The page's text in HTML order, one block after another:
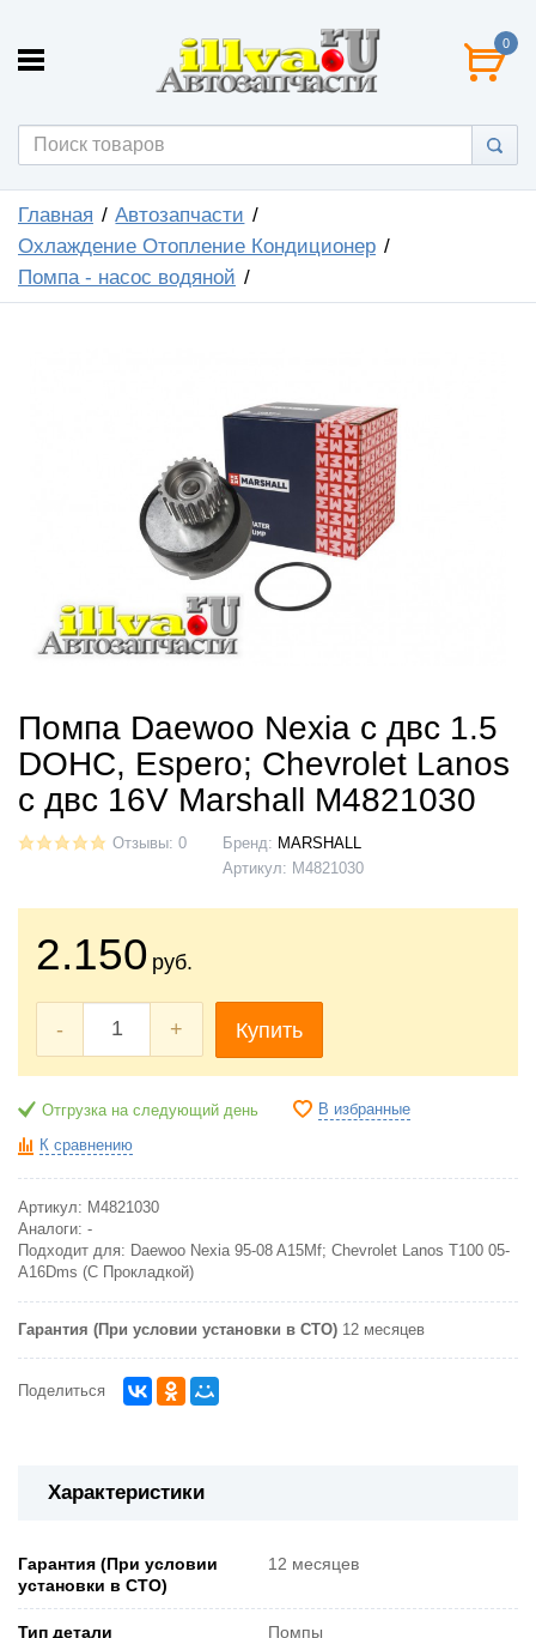
0
Главная
Автозапчасти
Охлаждение Отопление Кондиционер
Помпа - насос водяной
Помпа Daewoo Nexia с двс 1.5
DOHC, Espero; Chevrolet Lanos
с двс 16V Marshall M4821030
Отзывы: 0 Бренд: MARSHALL
Артикул: M4821030
2.150 руб.
- + Купить
Отгрузка на следующий день В избранные
К сравнению
Артикул: M4821030
Аналоги: -
Подходит для: Daewoo Nexia 95-08 A15Mf; Chevrolet Lanos T100 05-
A16Dms (С Прокладкой)
Гарантия (При условии установки в СТО) 12 месяцев
Поделиться
Характеристики
Гарантия (При условии
установки в СТО)
12 месяцев
Тип детали Помпы